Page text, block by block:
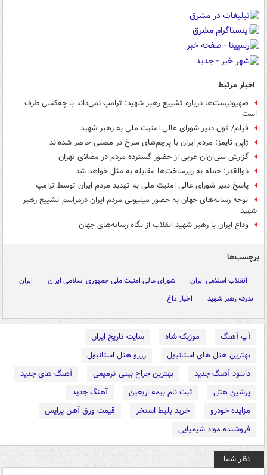
اخبار مرتبط
صهیونیست‌ها درباره تشییع رهبر شهید: ترامپ نمی‌داند با چه‌کسی طرف
است
فیلم/ قول دبیر شورای عالی امنیت ملی به رهبر شهید
ژاپن تایمز: مردم ایران با پرچم‌های سرخ در مصلی حاضر شده‌اند
گزارش سی‌ان‌ان عربی از حضور گسترده مردم در مصلای تهران
ذوالقدر: حمله به زیرساخت‌ها مقابله‌ به‌ مثل خواهد شد
پاسخ دبیر شورای عالی امنیت ملی به تهدید مردم ایران توسط ترامپ
توجه رسانه‌های جهان به حضور میلیونی مردم ایران درمراسم تشییع رهبر
شهید
وداع ایران با رهبر شهید انقلاب از نگاه رسانه‌های جهان
برچسب‌ها
انقلاب اسلامی ایران شورای عالی امنیت ملی جمهوری اسلامی ایران
ایران
بدرقه رهبر شهید
اخبار داغ
آپ آهنگ موزیک شاه
سایت تاریخ ایران
بهترین هتل های استانبول
رزرو هتل استانبول
دانلود آهنگ جدید
بهترین جراح بینی ترمیمی
آهنگ های جدید
پرشین هتل
ثبت نام بیمه اربعین
آهنگ جدید
مزایده خودرو
خرید بلیط استخر
قیمت ورق آهن پرایس
فروشنده مواد شیمیایی
نظر شما